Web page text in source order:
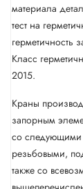
материала
тест на
герметичность
Класс
2015.
Краны
запорным
со
резьбовыми,
также со